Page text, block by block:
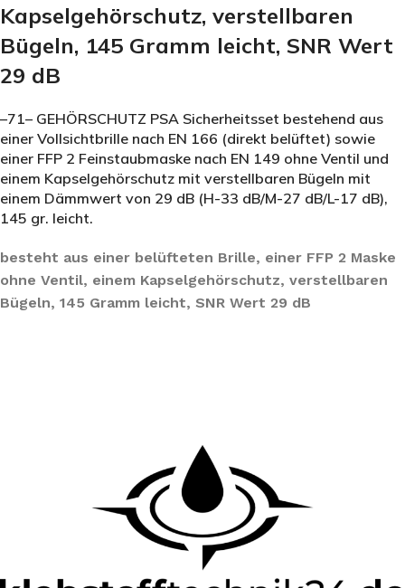
Kapselgehörschutz, verstellbaren
Bügeln, 145 Gramm leicht, SNR Wert
29 dB
–71– GEHÖRSCHUTZ PSA Sicherheitsset bestehend aus
einer Vollsichtbrille nach EN 166 (direkt belüftet) sowie
einer FFP 2 Feinstaubmaske nach EN 149 ohne Ventil und
einem Kapselgehörschutz mit verstellbaren Bügeln mit
einem Dämmwert von 29 dB (H-33 dB/M-27 dB/L-17 dB),
145 gr. leicht.
besteht aus einer belüfteten Brille, einer FFP 2 Maske
ohne Ventil, einem Kapselgehörschutz, verstellbaren
Bügeln, 145 Gramm leicht, SNR Wert 29 dB